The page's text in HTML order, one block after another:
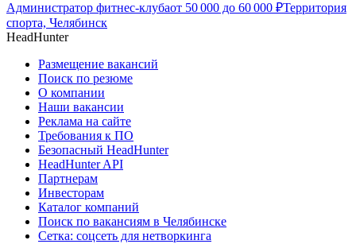
Администратор фитнес-клубаот 50 000 до 60 000 ₽Территория
спорта, Челябинск
HeadHunter
Размещение вакансий
Поиск по резюме
О компании
Наши вакансии
Реклама на сайте
Требования к ПО
Безопасный HeadHunter
HeadHunter API
Партнерам
Инвесторам
Каталог компаний
Поиск по вакансиям в Челябинске
Сетка: соцсеть для нетворкинга